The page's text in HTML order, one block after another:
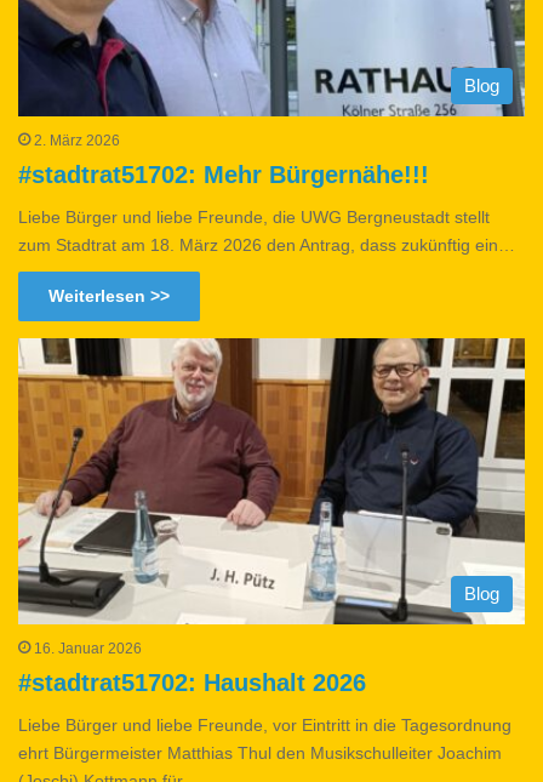
Blog
2. März 2026
#stadtrat51702: Mehr Bürgernähe!!!
Liebe Bürger und liebe Freunde, die UWG Bergneustadt stellt
zum Stadtrat am 18. März 2026 den Antrag, dass zukünftig ein…
Weiterlesen >>
Blog
16. Januar 2026
#stadtrat51702: Haushalt 2026
Liebe Bürger und liebe Freunde, vor Eintritt in die Tagesordnung
ehrt Bürgermeister Matthias Thul den Musikschulleiter Joachim